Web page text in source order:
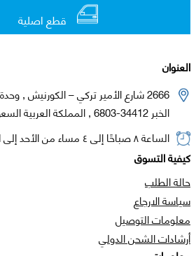
قطع اصلية
العنوان
2666 شارع الأمير تركي – الكورنيش , وحدة رقم 102
الخبر 34412-6803 , المملكة العربية السعودية
الساعة ٨ صباحًا إلى ٤ مساء من الأحد إلى الخميس
كيفية التسوق
حالة الطلب
سياسة الارجاع
معلومات التوصيل
أرشادات الشحن الدولي